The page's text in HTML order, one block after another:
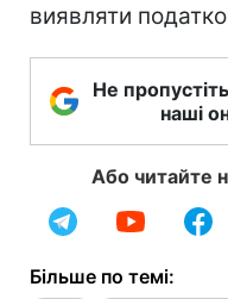
виявляти
Не
наші
Або читайте
Більше по темі: